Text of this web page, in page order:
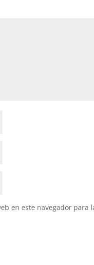
en este navegador para